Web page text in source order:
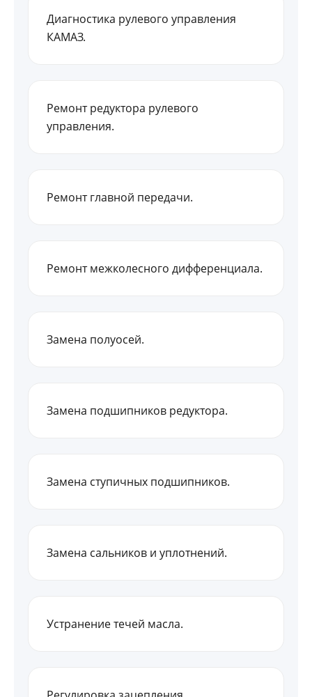
Диагностика рулевого управления
КАМАЗ.
Ремонт редуктора рулевого
управления.
Ремонт главной передачи.
Ремонт межколесного дифференциала.
Замена полуосей.
Замена подшипников редуктора.
Замена ступичных подшипников.
Замена сальников и уплотнений.
Устранение течей масла.